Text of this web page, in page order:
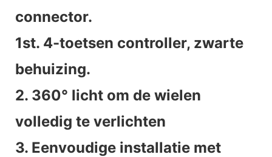
connector.
1st. 4-toetsen controller, zwarte
behuizing.
2. 360° licht om de wielen
volledig te verlichten
3. Eenvoudige installatie met